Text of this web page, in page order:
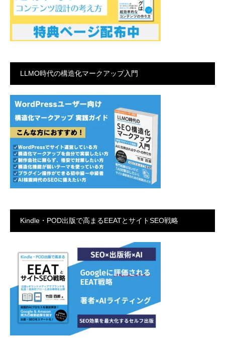
LLMO時代の構造化マークアップ入門
Kindle・POD出版で高まるEEATとサイトSEO戦略